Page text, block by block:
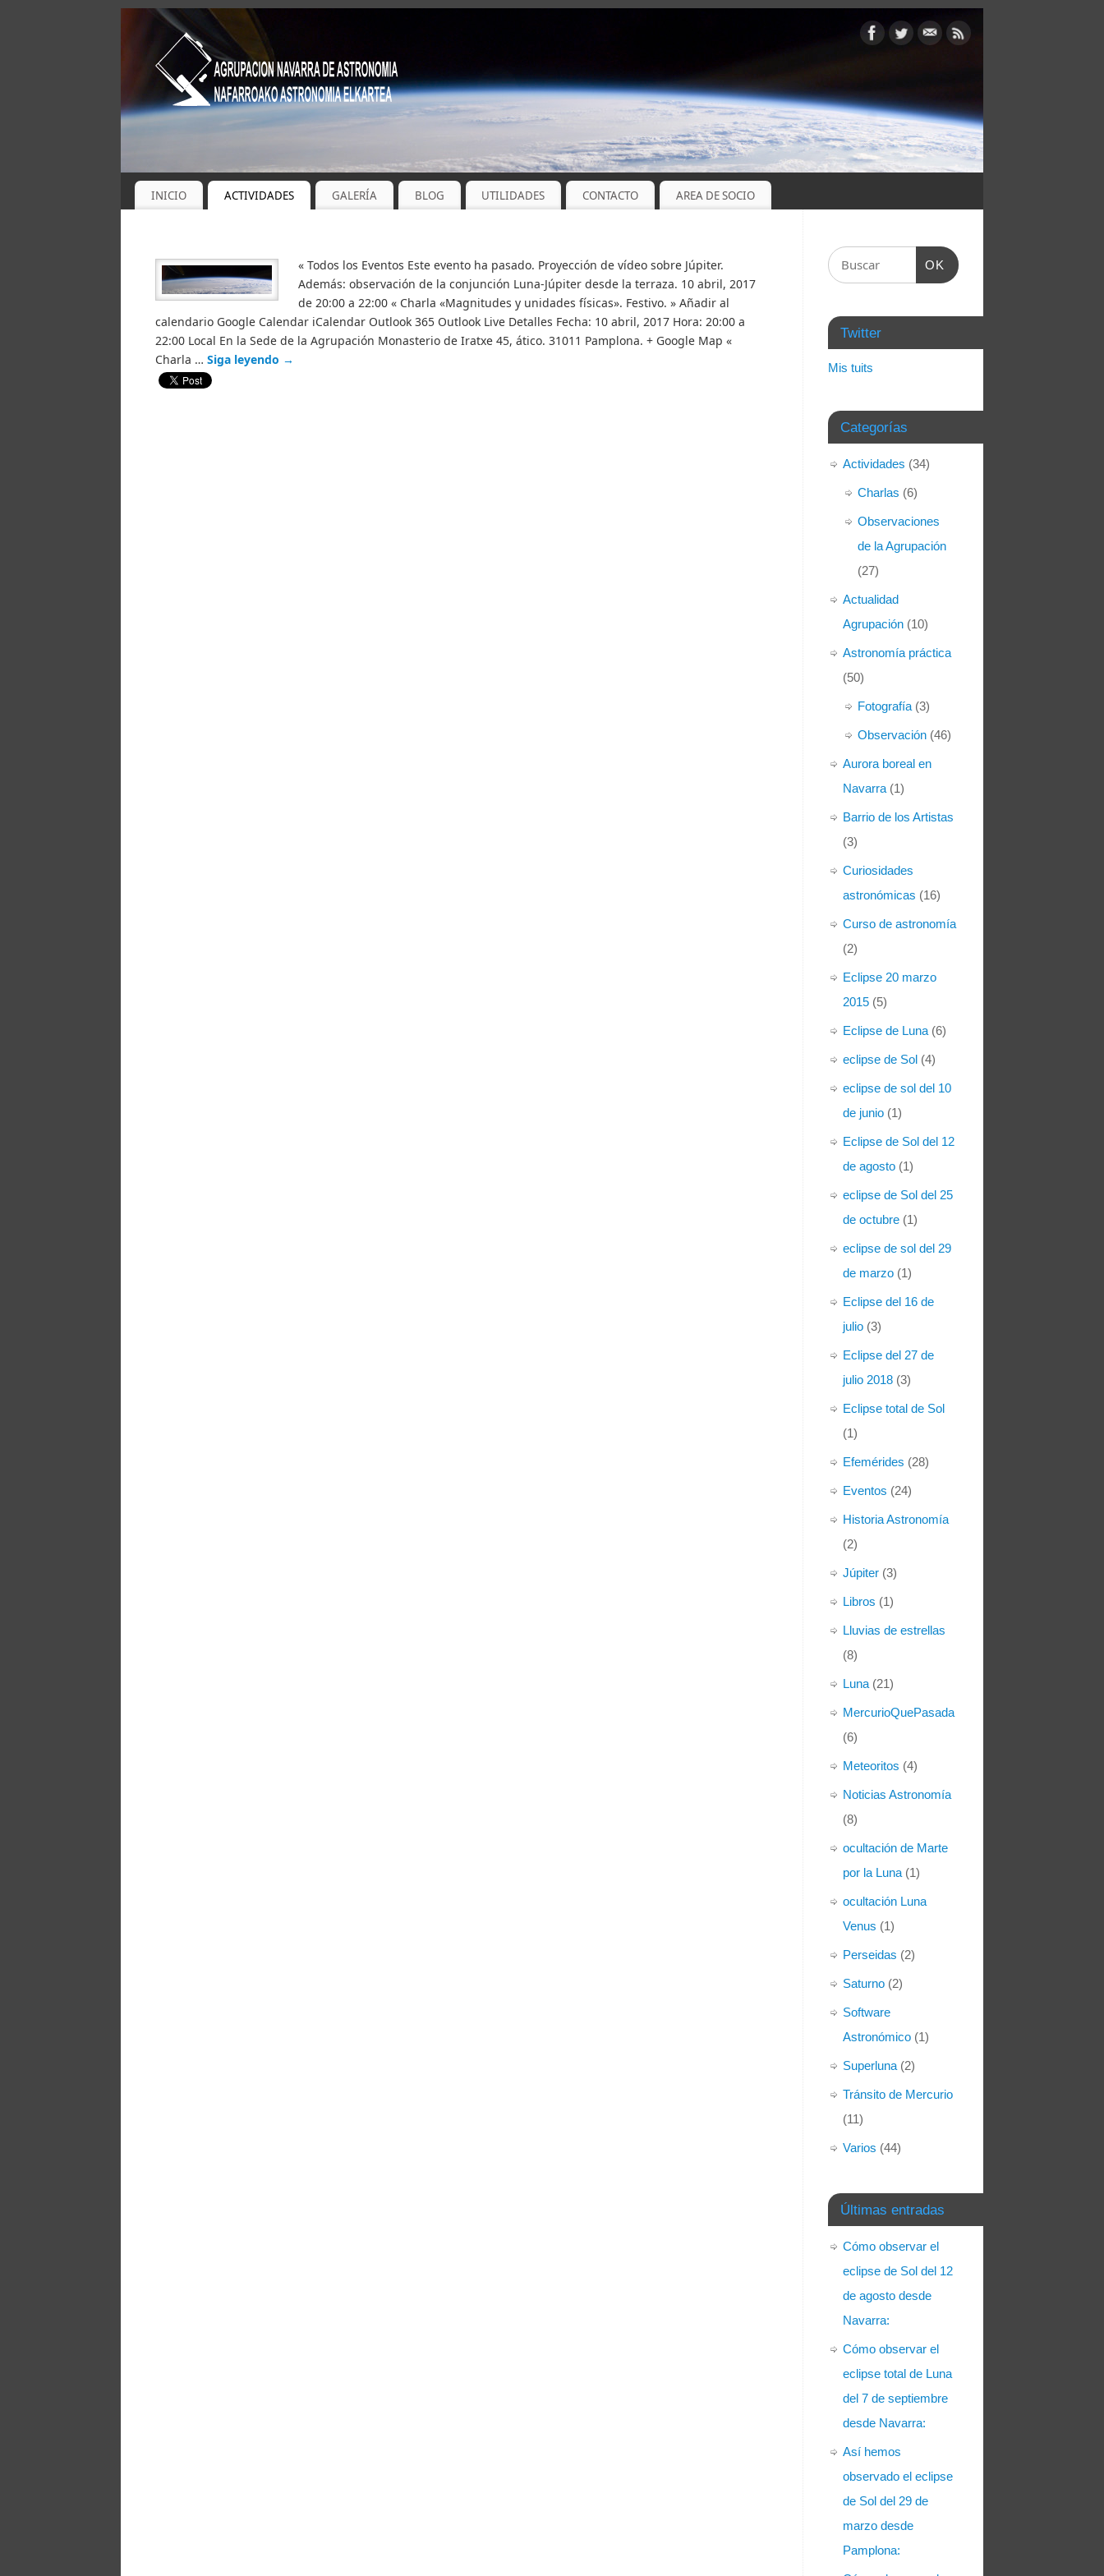
INICIO ACTIVIDADES GALERÍA BLOG UTILIDADES CONTACTO AREA DE SOCIO
« Todos los Eventos Este evento ha pasado. Proyección de vídeo sobre Júpiter.
Además: observación de la conjunción Luna-Júpiter desde la terraza. 10 abril, 2017
de 20:00 a 22:00 « Charla «Magnitudes y unidades físicas». Festivo. » Añadir al
calendario Google Calendar iCalendar Outlook 365 Outlook Live Detalles Fecha: 10 abril, 2017 Hora: 20:00 a
22:00 Local En la Sede de la Agrupación Monasterio de Iratxe 45, ático. 31011 Pamplona. + Google Map «
Charla … Siga leyendo →
OK
Twitter
Mis tuits
Categorías
Actividades (34)
Charlas (6)
Observaciones
de la Agrupación
(27)
Actualidad
Agrupación (10)
Astronomía práctica
(50)
Fotografía (3)
Observación (46)
Aurora boreal en
Navarra (1)
Barrio de los Artistas
(3)
Curiosidades
astronómicas (16)
Curso de astronomía
(2)
Eclipse 20 marzo
2015 (5)
Eclipse de Luna (6)
eclipse de Sol (4)
eclipse de sol del 10
de junio (1)
Eclipse de Sol del 12
de agosto (1)
eclipse de Sol del 25
de octubre (1)
eclipse de sol del 29
de marzo (1)
Eclipse del 16 de
julio (3)
Eclipse del 27 de
julio 2018 (3)
Eclipse total de Sol
(1)
Efemérides (28)
Eventos (24)
Historia Astronomía
(2)
Júpiter (3)
Libros (1)
Lluvias de estrellas
(8)
Luna (21)
MercurioQuePasada
(6)
Meteoritos (4)
Noticias Astronomía
(8)
ocultación de Marte
por la Luna (1)
ocultación Luna
Venus (1)
Perseidas (2)
Saturno (2)
Software
Astronómico (1)
Superluna (2)
Tránsito de Mercurio
(11)
Varios (44)
Últimas entradas
Cómo observar el
eclipse de Sol del 12
de agosto desde
Navarra:
Cómo observar el
eclipse total de Luna
del 7 de septiembre
desde Navarra:
Así hemos
observado el eclipse
de Sol del 29 de
marzo desde
Pamplona: